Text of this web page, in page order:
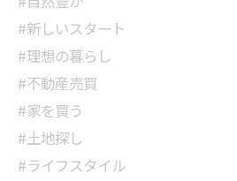
#新しいスタート
#理想の暮らし
#不動産売買
#家を買う
#土地探し
#ライフスタイル